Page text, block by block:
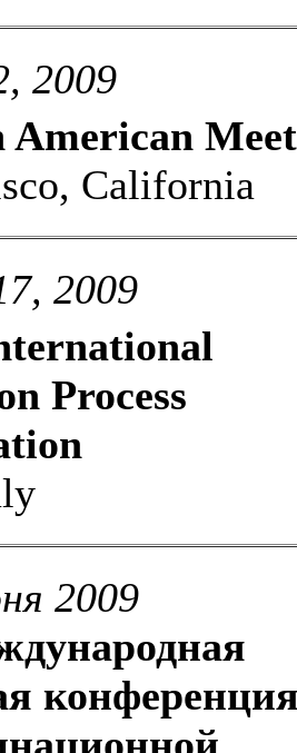
2009
American
California
2009
Process
2009